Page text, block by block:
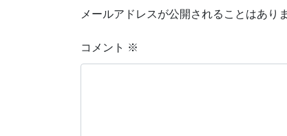
メールアドレスが公開されることはあり
コメント ※